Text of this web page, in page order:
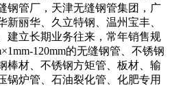
钢管厂，天津无缝钢管集团，广
新丽华、久立特钢、温州宝丰、
建立长期业务往来，常年销售规
120mm的无缝钢管、不锈钢
棒材、不锈钢方矩管、板材、输
锅炉管、石油裂化管、化肥专用